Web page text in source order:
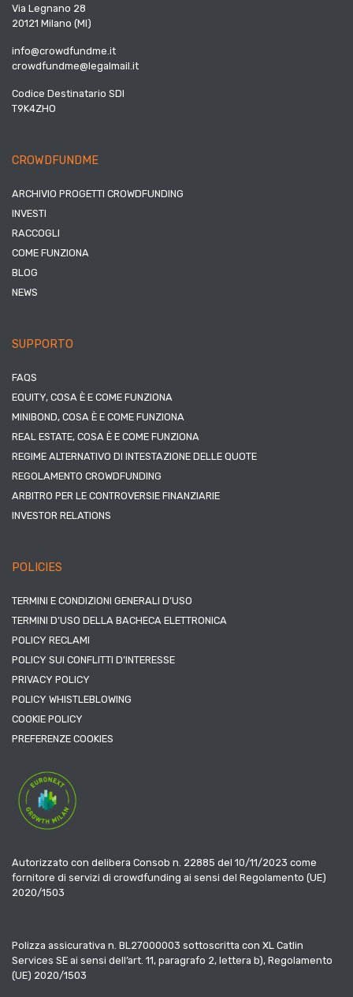
Via Legnano 28
20121 Milano (MI)
info@crowdfundme.it
crowdfundme@legalmail.it
Codice Destinatario SDI
T9K4ZHO
CROWDFUNDME
ARCHIVIO PROGETTI CROWDFUNDING
INVESTI
RACCOGLI
COME FUNZIONA
BLOG
NEWS
SUPPORTO
FAQS
EQUITY, COSA È E COME FUNZIONA
MINIBOND, COSA È E COME FUNZIONA
REAL ESTATE, COSA È E COME FUNZIONA
REGIME ALTERNATIVO DI INTESTAZIONE DELLE QUOTE
REGOLAMENTO CROWDFUNDING
ARBITRO PER LE CONTROVERSIE FINANZIARIE
INVESTOR RELATIONS
POLICIES
TERMINI E CONDIZIONI GENERALI D’USO
TERMINI D’USO DELLA BACHECA ELETTRONICA
POLICY RECLAMI
POLICY SUI CONFLITTI D’INTERESSE
PRIVACY POLICY
POLICY WHISTLEBLOWING
COOKIE POLICY
PREFERENZE COOKIES
Autorizzato con delibera Consob n. 22885 del 10/11/2023 come
fornitore di servizi di crowdfunding ai sensi del Regolamento (UE)
2020/1503
Polizza assicurativa n. BL27000003 sottoscritta con XL Catlin
Services SE ai sensi dell’art. 11, paragrafo 2, lettera b), Regolamento
(UE) 2020/1503